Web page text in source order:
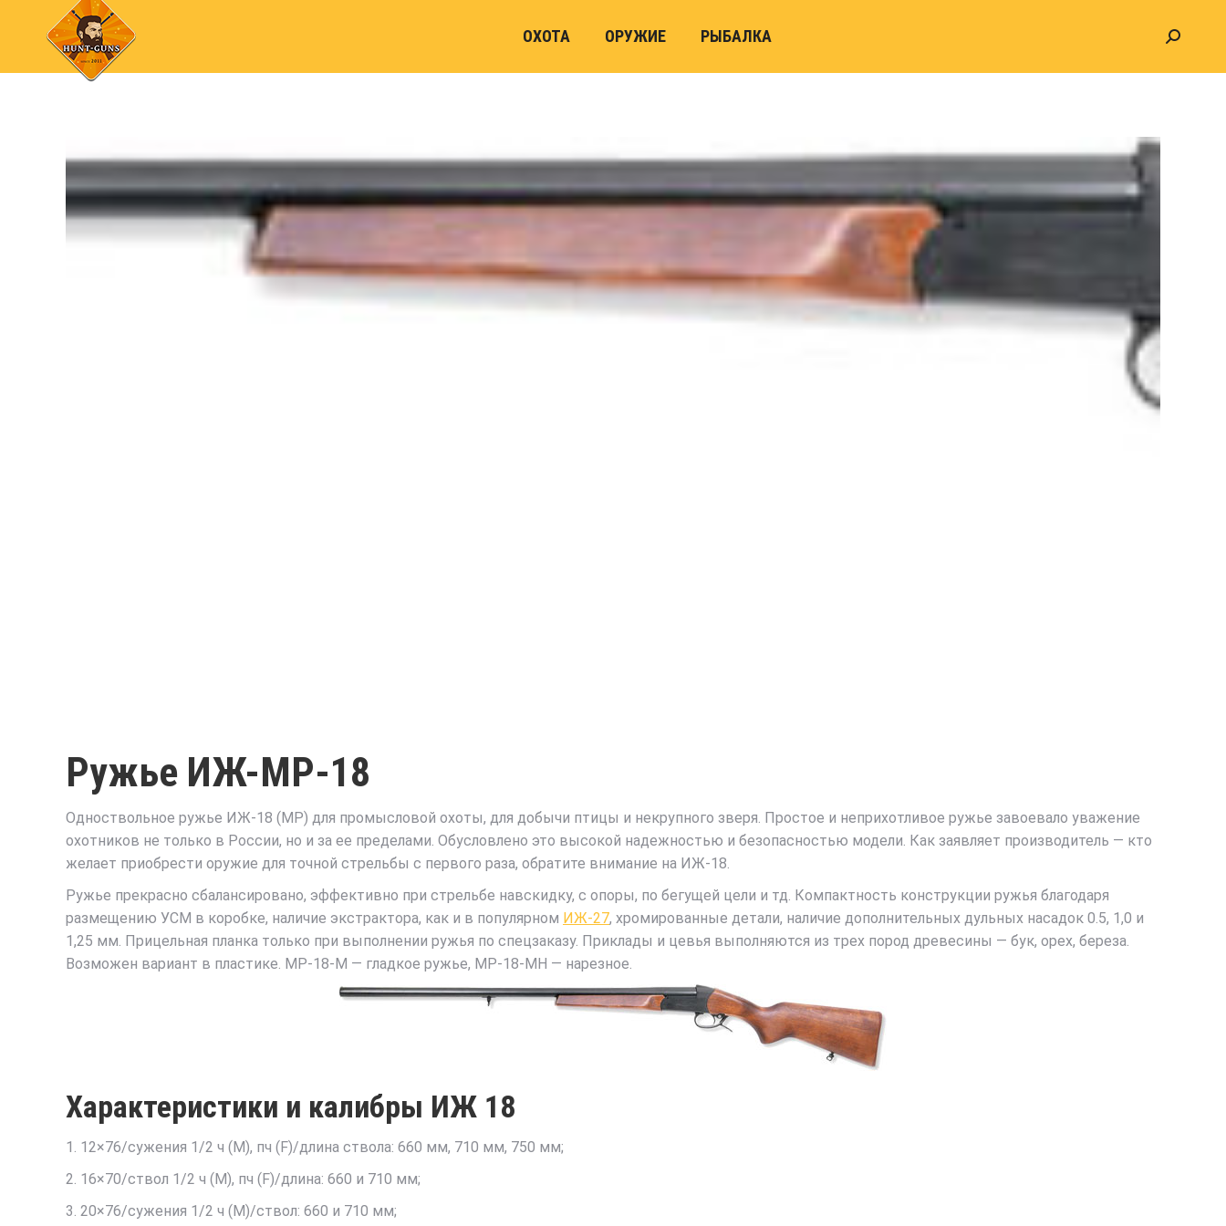
ОХОТА ОРУЖИЕ РЫБАЛКА Search:
Ружье ИЖ-МР-18
Одноствольное ружье ИЖ-18 (МР) для промысловой охоты, для добычи птицы и некрупного зверя. Простое и неприхотливое ружье завоевало уважение
охотников не только в России, но и за ее пределами. Обусловлено это высокой надежностью и безопасностью модели. Как заявляет производитель — кто
желает приобрести оружие для точной стрельбы с первого раза, обратите внимание на ИЖ-18.
Ружье прекрасно сбалансировано, эффективно при стрельбе навскидку, с опоры, по бегущей цели и тд. Компактность конструкции ружья благодаря
размещению УСМ в коробке, наличие экстрактора, как и в популярном ИЖ-27, хромированные детали, наличие дополнительных дульных насадок 0.5, 1,0 и
1,25 мм. Прицельная планка только при выполнении ружья по спецзаказу. Приклады и цевья выполняются из трех пород древесины — бук, орех, береза.
Возможен вариант в пластике. МР-18-М — гладкое ружье, МР-18-МН — нарезное.
Характеристики и калибры ИЖ 18
1. 12×76/сужения 1/2 ч (M), пч (F)/длина ствола: 660 мм, 710 мм, 750 мм;
2. 16×70/ствол 1/2 ч (M), пч (F)/длина: 660 и 710 мм;
3. 20×76/сужения 1/2 ч (M)/ствол: 660 и 710 мм;